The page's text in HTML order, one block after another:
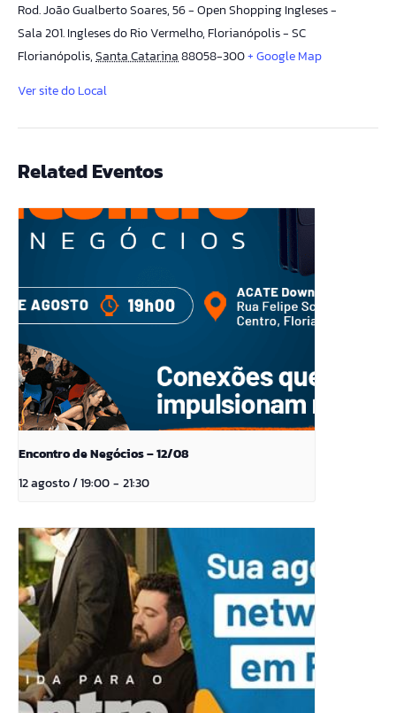
Rod. João Gualberto Soares, 56 - Open Shopping Ingleses -
Sala 201. Ingleses do Rio Vermelho, Florianópolis - SC
Florianópolis,Santa Catarina88058-300+ Google Map
Ver site do Local
Related Eventos
Encontro de Negócios – 12/08
12 agosto / 19:00- 21:30